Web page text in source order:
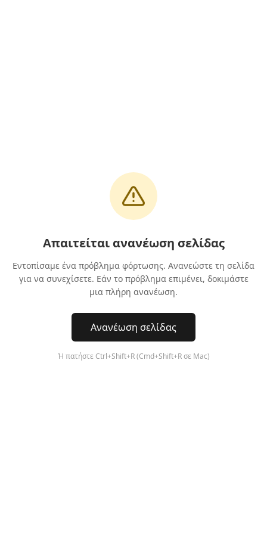
Απαιτείται ανανέωση σελίδας
Εντοπίσαμε ένα πρόβλημα φόρτωσης. Ανανεώστε τη σελίδα
για να συνεχίσετε. Εάν το πρόβλημα επιμένει, δοκιμάστε
μια πλήρη ανανέωση.
Ανανέωση σελίδας
Ή πατήστε Ctrl+Shift+R (Cmd+Shift+R σε Mac)